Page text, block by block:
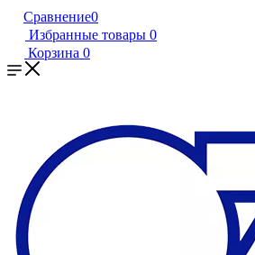
Сравнение0
Избранные товары 0
Корзина 0